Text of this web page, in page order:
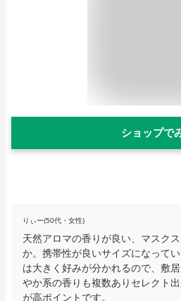
ショップで
りぃー(50代・女性)
天然アロマの香りが良い、マスク
か。携帯性が良いサイズになって
は大きく好みが分かれるので、敷
やか系の香りも複数ありセレクト
が高ポイントです。